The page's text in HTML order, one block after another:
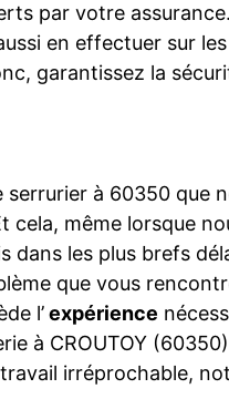
par votre
en effectuer sur les
garantissez la
serrurier à 60350 que
cela, même lorsque
dans les plus brefs
que vous
l’expérience
à CROUTOY
irréprochable,